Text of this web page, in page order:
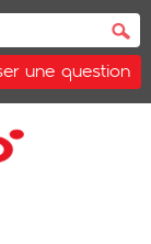
une question